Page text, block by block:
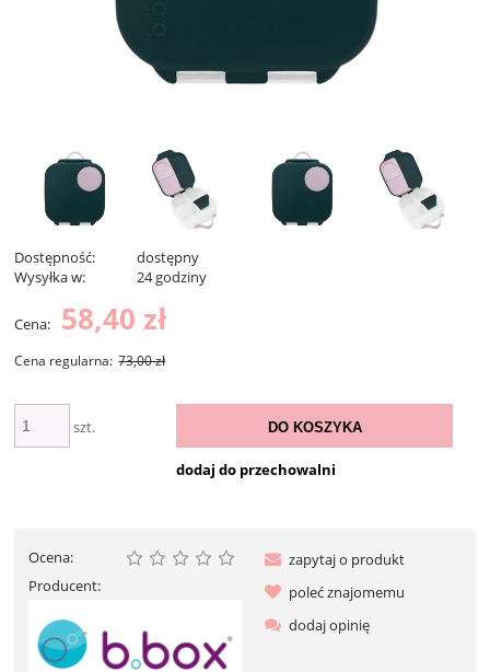
Dostępność:
dostępny
Wysyłka w:
24 godziny
Cena: 58,40 zł
Cena regularna: 73,00 zł
szt. DO KOSZYKA
dodaj do przechowalni
Ocena:
Producent:
zapytaj o produkt
poleć znajomemu
dodaj opinię